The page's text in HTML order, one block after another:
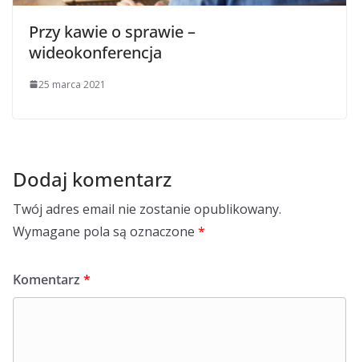
Przy kawie o sprawie –
wideokonferencja
25 marca 2021
Dodaj komentarz
Twój adres email nie zostanie opublikowany.
Wymagane pola są oznaczone *
Komentarz *